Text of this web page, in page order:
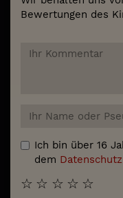
Bewertungen des
Ich bin über 16
dem Datenschutz
☆
☆
☆
☆
☆